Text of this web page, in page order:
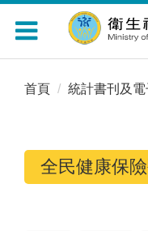
Toggle
navigation
首頁 統計書刊及
全民健康保